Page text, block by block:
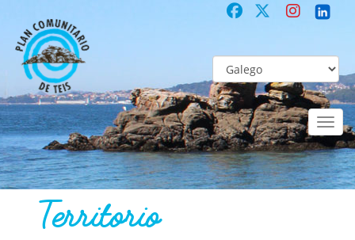
Toggle
DE TEIS Territorio
Territorio